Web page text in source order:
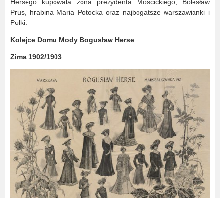
Hersego kupowała żona prezydenta Mościckiego, Bolesław
Prus, hrabina Maria Potocka oraz najbogatsze warszawianki i
Polki.
Kolejce Domu Mody Bogusław Herse
Zima 1902/1903